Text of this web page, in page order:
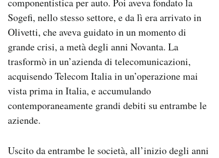
Newsletter
Notifiche mobile
Regala il Post
Hai bisogno di aiuto?
Esci
componentistica per auto. Poi aveva fondato la
Sogefi, nello stesso settore, e da lì era arrivato in
Olivetti, che aveva guidato in un momento di
grande crisi, a metà degli anni Novanta. La
trasformò in un’azienda di telecomunicazioni,
acquisendo Telecom Italia in un’operazione mai
vista prima in Italia, e accumulando
contemporaneamente grandi debiti su entrambe le
aziende.
Uscito da entrambe le società, all’inizio degli anni